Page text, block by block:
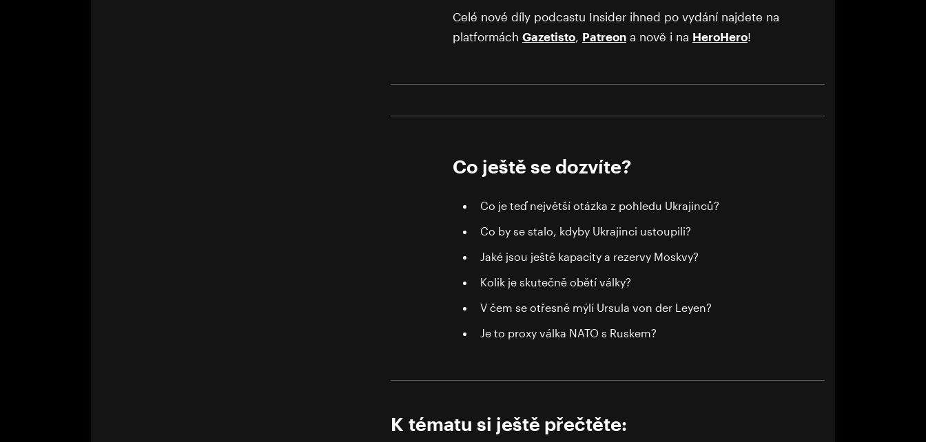
Celé nové díly podcastu Insider ihned po vydání najdete na
platformách Gazetisto, Patreon a nově i na HeroHero!
Co ještě se dozvíte?
Co je teď největší otázka z pohledu Ukrajinců?
Co by se stalo, kdyby Ukrajinci ustoupili?
Jaké jsou ještě kapacity a rezervy Moskvy?
Kolik je skutečně obětí války?
V čem se otřesně mýlí Ursula von der Leyen?
Je to proxy válka NATO s Ruskem?
K tématu si ještě přečtěte: